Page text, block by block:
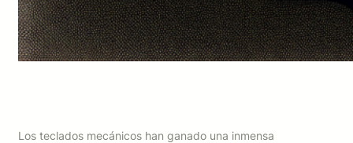
Los teclados mecánicos han ganado una inmensa